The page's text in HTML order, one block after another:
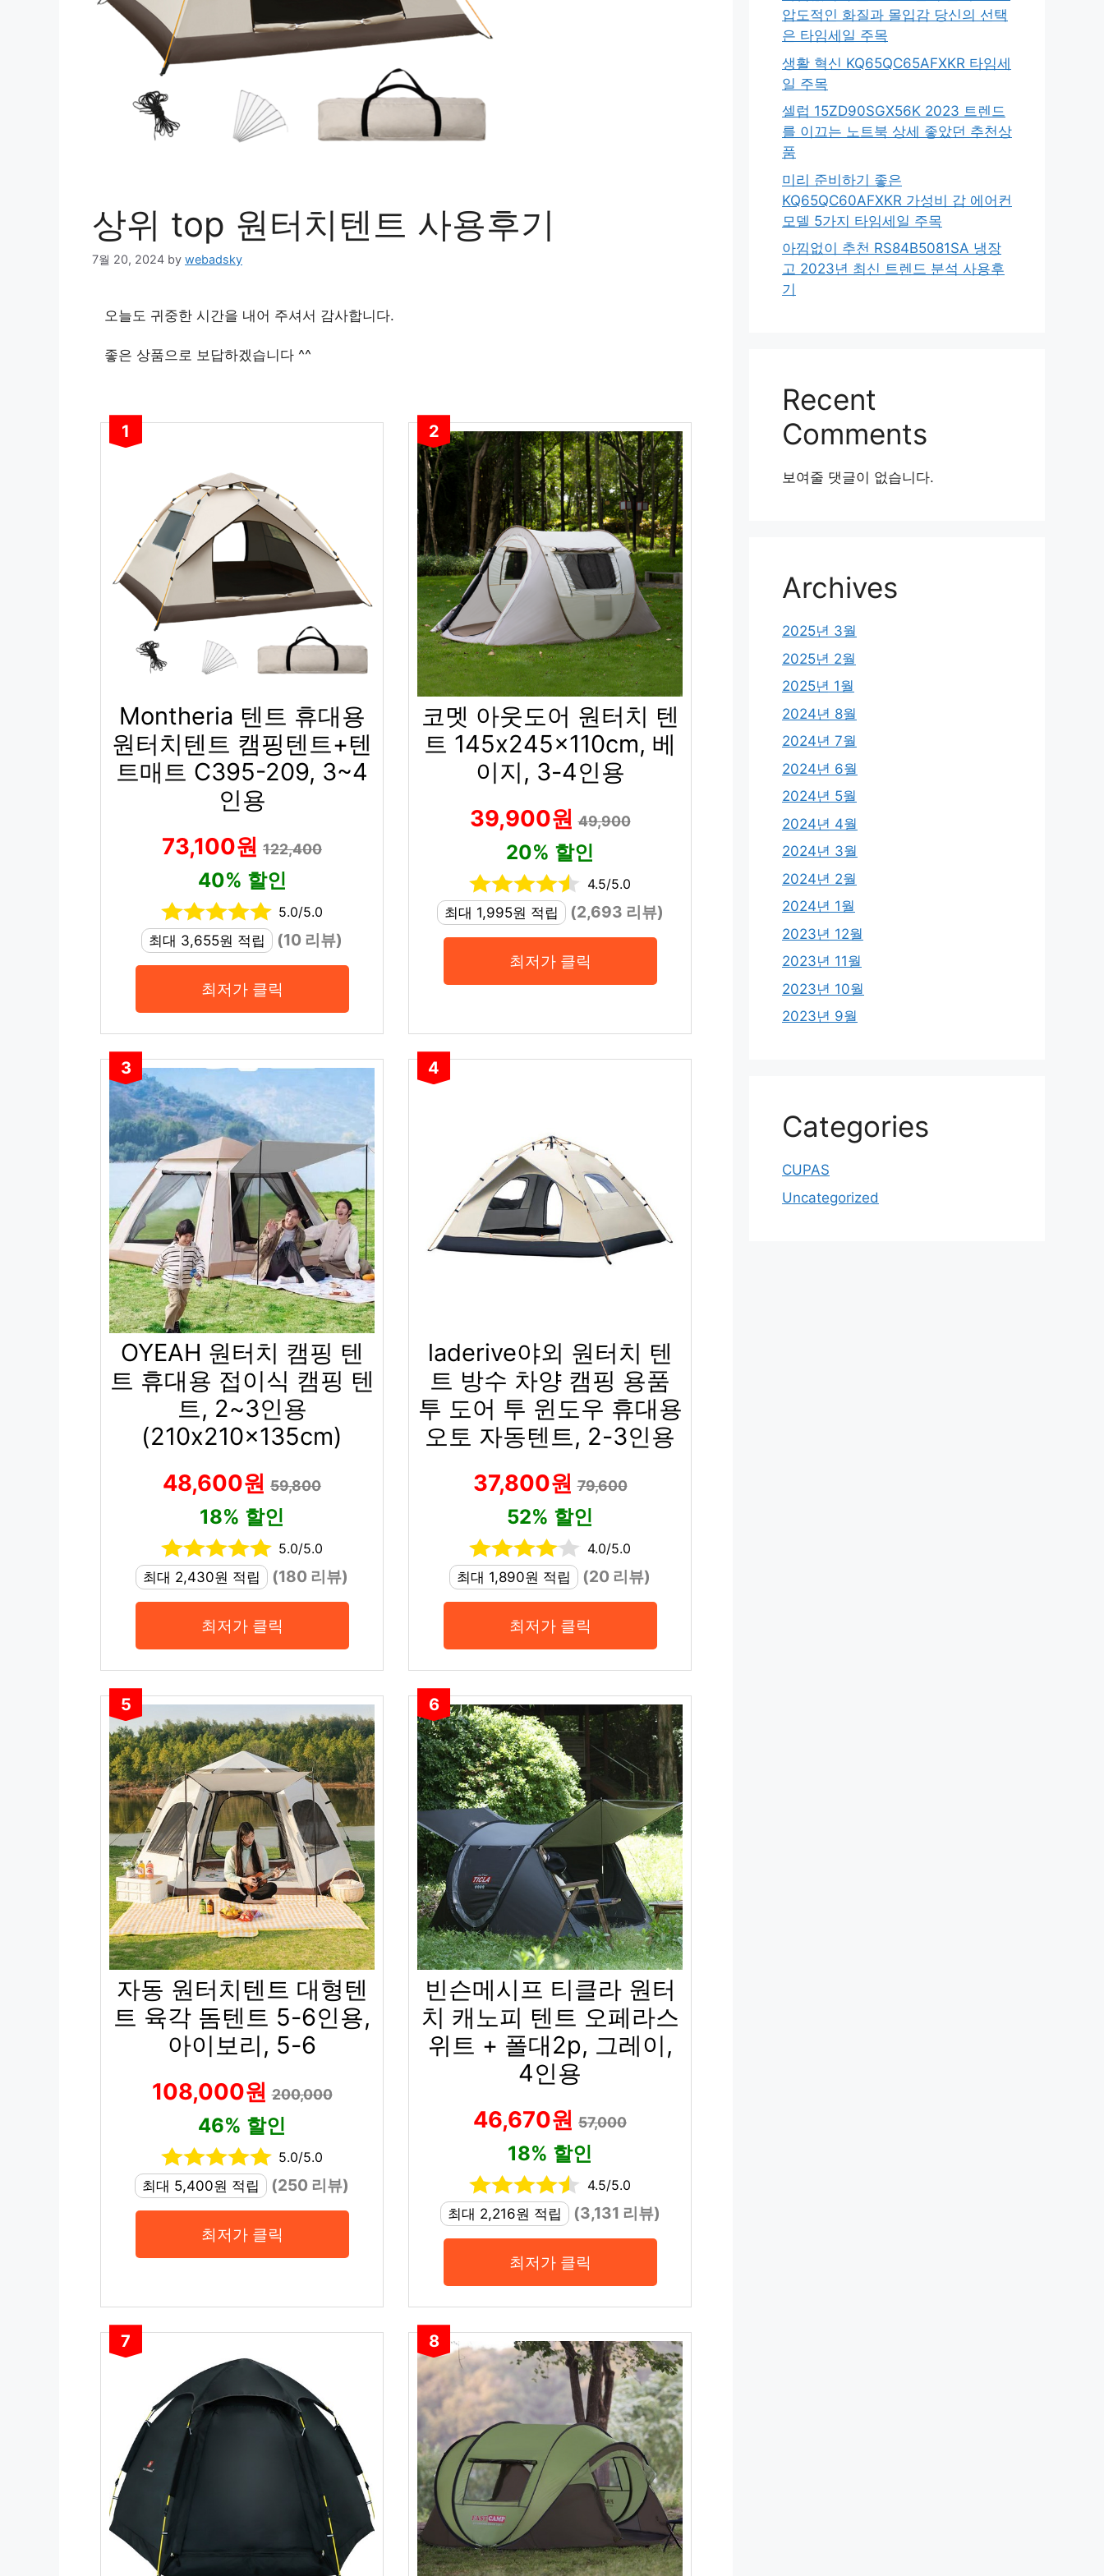
상위 top 원터치텐트 사용후기
7월 20, 2024 by webadsky
오늘도 귀중한 시간을 내어 주셔서 감사합니다.
좋은 상품으로 보답하겠습니다 ^^
1
Montheria 텐트 휴대용
원터치텐트 캠핑텐트+텐
트매트 C395-209, 3~4
인용
73,100원 122,400
40% 할인
5.0/5.0
최대 3,655원 적립
(10 리뷰)
최저가 클릭
2
코멧 아웃도어 원터치 텐
트 145x245x110cm, 베
이지, 3-4인용
39,900원49,900
20% 할인
4.5/5.0
최대 1,995원 적립
(2,693 리뷰)
최저가 클릭
3
OYEAH 원터치 캠핑 텐
트 휴대용 접이식 캠핑 텐
트, 2~3인용
(210x210x135cm)
48,600원 59,800
18% 할인
5.0/5.0
최대 2,430원 적립
(180 리뷰)
최저가 클릭
4
laderive야외 원터치 텐
트 방수 차양 캠핑 용품
투 도어 투 윈도우 휴대용
오토 자동텐트, 2-3인용
37,800원79,600
52% 할인
4.0/5.0
최대 1,890원 적립
(20 리뷰)
최저가 클릭
5
자동 원터치텐트 대형텐
트 육각 돔텐트 5-6인용,
아이보리, 5-6
108,000원200,000
46% 할인
5.0/5.0
최대 5,400원 적립
(250 리뷰)
최저가 클릭
6
빈슨메시프 티클라 원터
치 캐노피 텐트 오페라스
위트 + 폴대2p, 그레이,
4인용
46,670원 57,000
18% 할인
4.5/5.0
최대 2,216원 적립
(3,131 리뷰)
최저가 클릭
7 8
압도적인 화질과 몰입감 당신의 선택
은 타임세일 주목
생활 혁신 KQ65QC65AFXKR 타임세
일 주목
셀럽 15ZD90SGX56K 2023 트렌드
를 이끄는 노트북 상세 좋았던 추천상
품
미리 준비하기 좋은
KQ65QC60AFXKR 가성비 갑 에어컨
모델 5가지 타임세일 주목
아낌없이 추천 RS84B5081SA 냉장
고 2023년 최신 트렌드 분석 사용후
기
Recent
Comments
보여줄 댓글이 없습니다.
Archives
2025년 3월
2025년 2월
2025년 1월
2024년 8월
2024년 7월
2024년 6월
2024년 5월
2024년 4월
2024년 3월
2024년 2월
2024년 1월
2023년 12월
2023년 11월
2023년 10월
2023년 9월
Categories
CUPAS
Uncategorized